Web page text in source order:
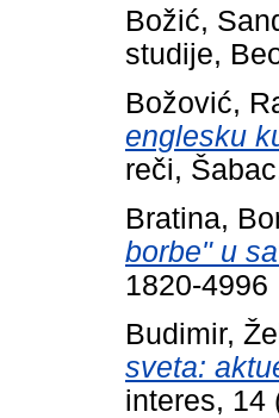
Božić,
studije,
Božović,
englesku
reči,
Bratina,
borbe" u
1820-4996
Budimir,
sveta:
interes, 14